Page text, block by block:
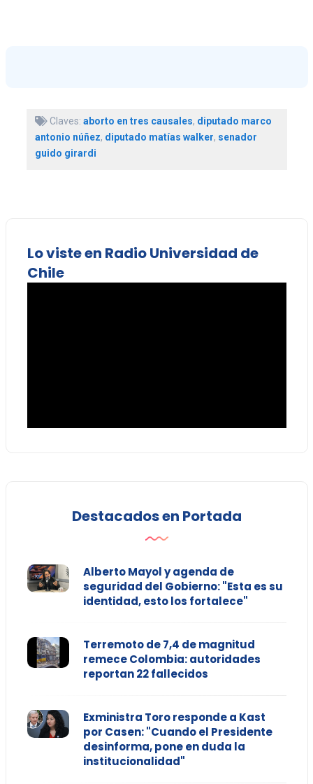
Claves: aborto en tres causales, diputado marco
antonio núñez, diputado matías walker, senador
guido girardi
Lo viste en Radio Universidad de
Chile
Destacados en Portada
Alberto Mayol y agenda de
seguridad del Gobierno: "Esta es su
identidad, esto los fortalece"
Terremoto de 7,4 de magnitud
remece Colombia: autoridades
reportan 22 fallecidos
Exministra Toro responde a Kast
por Casen: "Cuando el Presidente
desinforma, pone en duda la
institucionalidad"